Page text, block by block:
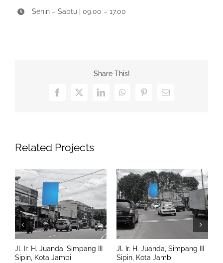
Senin – Sabtu | 09.00 – 17.00
Share This!
Facebook
X LinkedInWhatsAppPinterestEmail
Related Projects
Jl. Ir. H. Juanda, Simpang III
Sipin, Kota Jambi
Jl. Ir. H. Juanda, Simpang III
Sipin, Kota Jambi